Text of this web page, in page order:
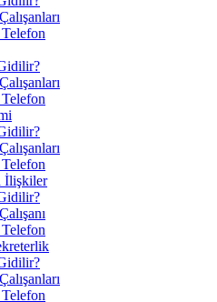
İlişkiler